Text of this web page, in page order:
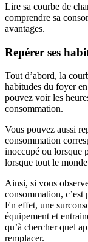
Lire sa courbe de
comprendre sa
avantages.
Repérer ses
Tout d’abord, la
habitudes du foyer
pouvez voir les
consommation.
Vous pouvez aussi
consommation
inoccupé ou lorsque
lorsque tout le
Ainsi, si vous
consommation,
En effet, une
équipement et
qu’à chercher quel
remplacer.